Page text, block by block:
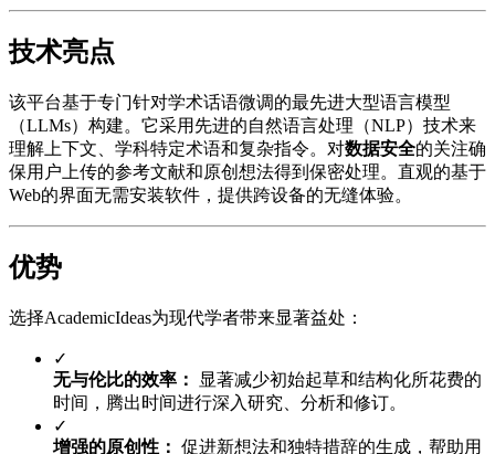
技术亮点
该平台基于专门针对学术话语微调的最先进大型语言模型
（LLMs）构建。它采用先进的自然语言处理（NLP）技术来
理解上下文、学科特定术语和复杂指令。对数据安全的关注确
保用户上传的参考文献和原创想法得到保密处理。直观的基于
Web的界面无需安装软件，提供跨设备的无缝体验。
优势
选择AcademicIdeas为现代学者带来显著益处：
✓
无与伦比的效率：
显著减少初始起草和结构化所花费的
时间，腾出时间进行深入研究、分析和修订。
✓
增强的原创性： 促进新想法和独特措辞的生成，帮助用